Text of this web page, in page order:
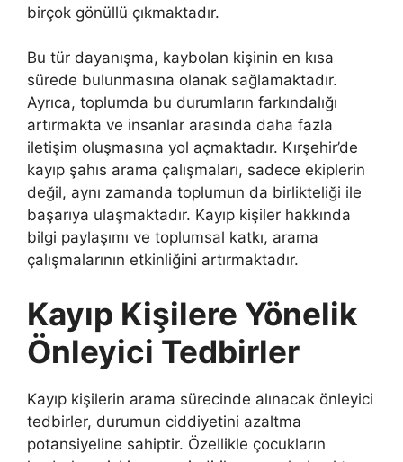
birçok gönüllü çıkmaktadır.
Bu tür dayanışma, kaybolan kişinin en kısa
sürede bulunmasına olanak sağlamaktadır.
Ayrıca, toplumda bu durumların farkındalığı
artırmakta ve insanlar arasında daha fazla
iletişim oluşmasına yol açmaktadır. Kırşehir’de
kayıp şahıs arama çalışmaları, sadece ekiplerin
değil, aynı zamanda toplumun da birlikteliği ile
başarıya ulaşmaktadır. Kayıp kişiler hakkında
bilgi paylaşımı ve toplumsal katkı, arama
çalışmalarının etkinliğini artırmaktadır.
Kayıp Kişilere Yönelik
Önleyici Tedbirler
Kayıp kişilerin arama sürecinde alınacak önleyici
tedbirler, durumun ciddiyetini azaltma
potansiyeline sahiptir. Özellikle çocukların